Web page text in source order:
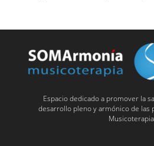
Espacio dedicado a promover la
desarrollo pleno y armónico de las